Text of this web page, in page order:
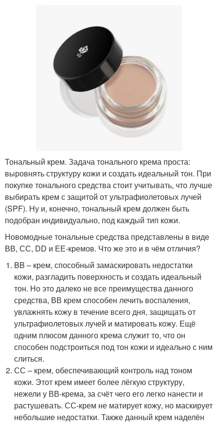
Тональный крем. Задача тонального крема проста:
выровнять структуру кожи и создать идеальный тон. При
покупке тонального средства стоит учитывать, что лучше
выбирать крем с защитой от ультрафиолетовых лучей
(SPF). Ну и, конечно, тональный крем должен быть
подобран индивидуально, под каждый тип кожи.
Новомодные тональные средства представлены в виде
ВВ, СС, DD и ЕЕ-кремов. Что же это и в чём отличия?
BB – крем, способный замаскировать недостатки
кожи, разгладить поверхность и создать идеальный
тон. Но это далеко не все преимущества данного
средства, ВВ крем способен лечить воспаления,
увлажнять кожу в течение всего дня, защищать от
ультрафиолетовых лучей и матировать кожу. Ещё
одним плюсом данного крема служит то, что он
способен подстроиться под тон кожи и идеально с ним
слиться.
СС – крем, обеспечивающий контроль над тоном
кожи. Этот крем имеет более лёгкую структуру,
нежели у ВВ-крема, за счёт чего его легко нанести и
растушевать. СС-крем не матирует кожу, но маскирует
небольшие недостатки. Также данный крем наделён